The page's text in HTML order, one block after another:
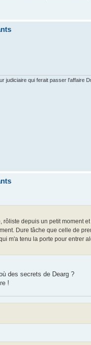
judiciaire qui ferait passer l'affaire
rôliste depuis un petit moment
Dure tâche que celle de
m'a tenu la porte pour entrer
des secrets de Dearg ?
!